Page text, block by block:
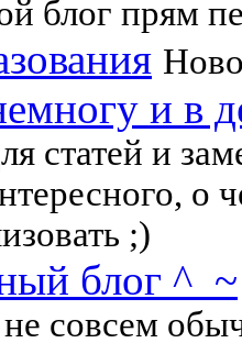
блог прям
и в
статей и
о
;)
блог ^_~
совсем